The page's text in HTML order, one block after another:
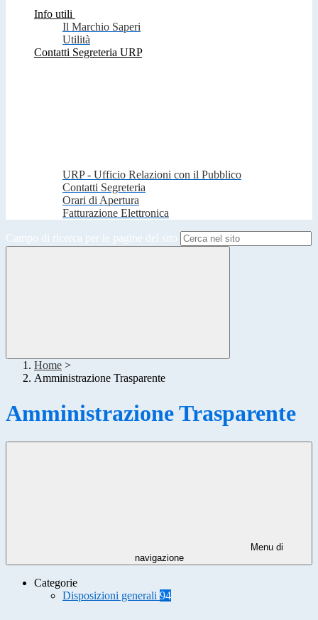
Info utili
Il Marchio Saperi
Utilità
Contatti Segreteria URP
URP - Ufficio Relazioni con il Pubblico
Contatti Segreteria
Orari di Apertura
Fatturazione Elettronica
Campo di ricerca per le pagine del sito
Home >
Amministrazione Trasparente
Amministrazione Trasparente
Menu di
navigazione
Categorie
Disposizioni generali 94